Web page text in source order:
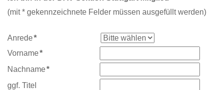
(mit * gekennzeichnete Felder müssen ausgefüllt werden)
Pflichtfeld
Anrede*
Pflichtfeld
Vorname*
Pflichtfeld
Nachname*
ggf. Titel